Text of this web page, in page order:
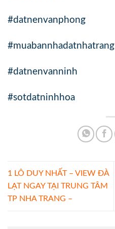
#datnenvanphong
#muabannhadatnhatrang
#datnenvanninh
#sotdatninhhoa
1 LÔ DUY NHẤT – VIEW ĐÀ
LẠT NGAY TẠI TRUNG TÂM
TP NHA TRANG –